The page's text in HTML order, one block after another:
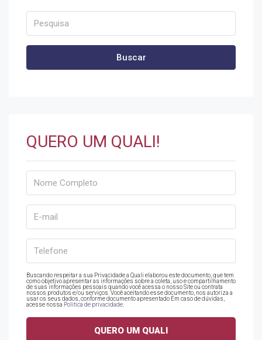
Buscar
QUERO UM QUALI!
Buscando respeitar a sua Privacidade a Quali elaborou este documento, que tem
como objetivo apresentar as informações sobre a coleta, uso e compartilhamento
de suas informações pessoais quando você acessa o nosso Site ou contrata
nossos produtos e/ou serviços. Você aceitando esse documento, nos autoriza a
usar os seus dados, conforme documento apresentado Em caso de dúvidas,
acesse nossa Politica de privacidade